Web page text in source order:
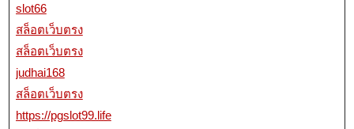
slot66
สล็อตเว็บตรง
สล็อตเว็บตรง
judhai168
สล็อตเว็บตรง
https://pgslot99.life